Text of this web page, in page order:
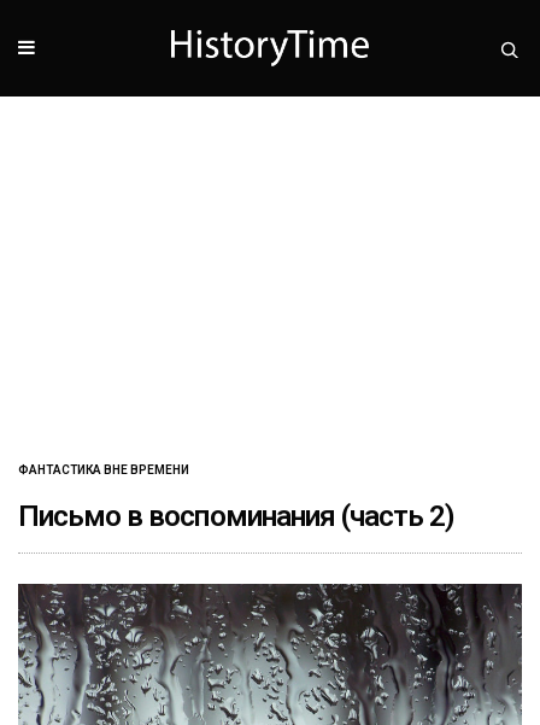
ФАНТАСТИКА ВНЕ ВРЕМЕНИ
Письмо в воспоминания (часть 2)